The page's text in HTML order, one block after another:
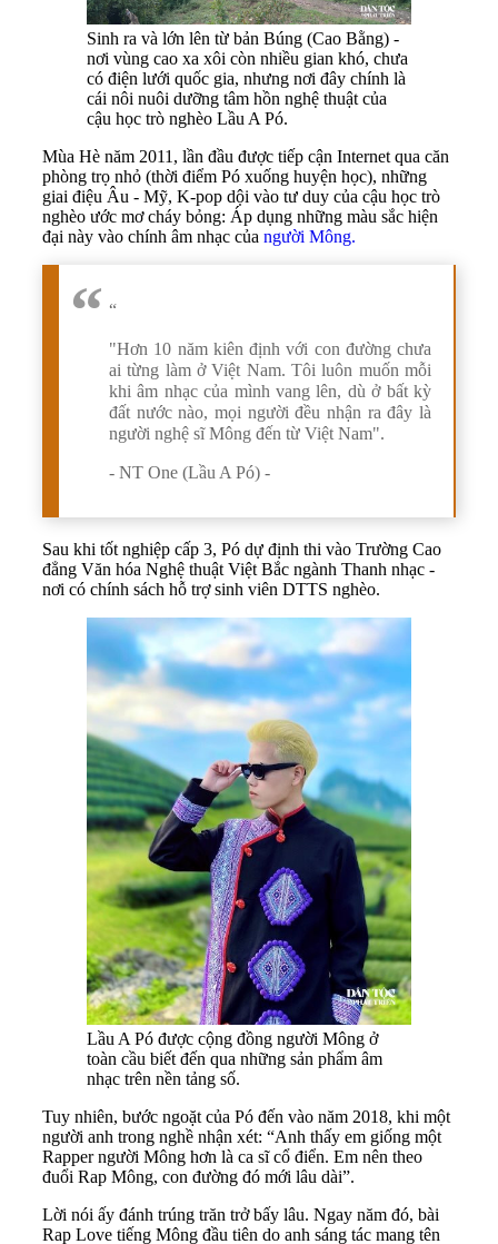
Sinh ra và lớn lên từ bản Búng (Cao Bằng) -
nơi vùng cao xa xôi còn nhiều gian khó, chưa
có điện lưới quốc gia, nhưng nơi đây chính là
cái nôi nuôi dưỡng tâm hồn nghệ thuật của
cậu học trò nghèo Lầu A Pó.
Mùa Hè năm 2011, lần đầu được tiếp cận Internet qua căn
phòng trọ nhỏ (thời điểm Pó xuống huyện học), những
giai điệu Âu - Mỹ, K-pop dội vào tư duy của cậu học trò
nghèo ước mơ cháy bỏng: Áp dụng những màu sắc hiện
đại này vào chính âm nhạc của người Mông.
“
"Hơn 10 năm kiên định với con đường chưa
ai từng làm ở Việt Nam. Tôi luôn muốn mỗi
khi âm nhạc của mình vang lên, dù ở bất kỳ
đất nước nào, mọi người đều nhận ra đây là
người nghệ sĩ Mông đến từ Việt Nam".
- NT One (Lầu A Pó) -
Sau khi tốt nghiệp cấp 3, Pó dự định thi vào Trường Cao
đẳng Văn hóa Nghệ thuật Việt Bắc ngành Thanh nhạc -
nơi có chính sách hỗ trợ sinh viên DTTS nghèo.
Lầu A Pó được cộng đồng người Mông ở
toàn cầu biết đến qua những sản phẩm âm
nhạc trên nền tảng số.
Tuy nhiên, bước ngoặt của Pó đến vào năm 2018, khi một
người anh trong nghề nhận xét: “Anh thấy em giống một
Rapper người Mông hơn là ca sĩ cổ điển. Em nên theo
đuổi Rap Mông, con đường đó mới lâu dài”.
Lời nói ấy đánh trúng trăn trở bấy lâu. Ngay năm đó, bài
Rap Love tiếng Mông đầu tiên do anh sáng tác mang tên